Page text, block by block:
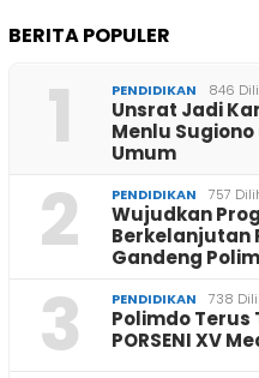
BERITA POPULER
1 PENDIDIKAN 846
Unsrat Jadi
Menlu
Umum
2 PENDIDIKAN 757
Wujudkan
Berkelanjutan
Gandeng
3 PENDIDIKAN 738
Polimdo Terus
PORSENI XV